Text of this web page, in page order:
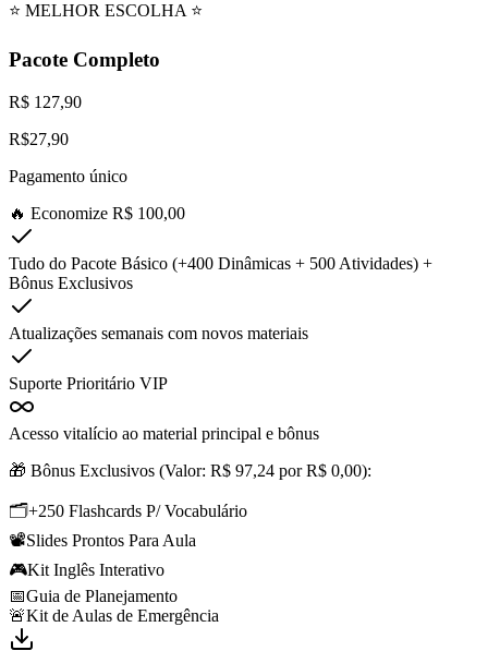
⭐ MELHOR ESCOLHA ⭐
Pacote Completo
R$ 127,90
R$27,90
Pagamento único
🔥 Economize R$ 100,00
Tudo do Pacote Básico (+400 Dinâmicas + 500 Atividades) +
Bônus Exclusivos
Atualizações semanais com novos materiais
Suporte Prioritário VIP
Acesso vitalício ao material principal e bônus
🎁 Bônus Exclusivos (Valor: R$ 97,24 por R$ 0,00):
🗂️+250 Flashcards P/ Vocabulário
📽️Slides Prontos Para Aula
🎮Kit Inglês Interativo
📅Guia de Planejamento
🚨Kit de Aulas de Emergência